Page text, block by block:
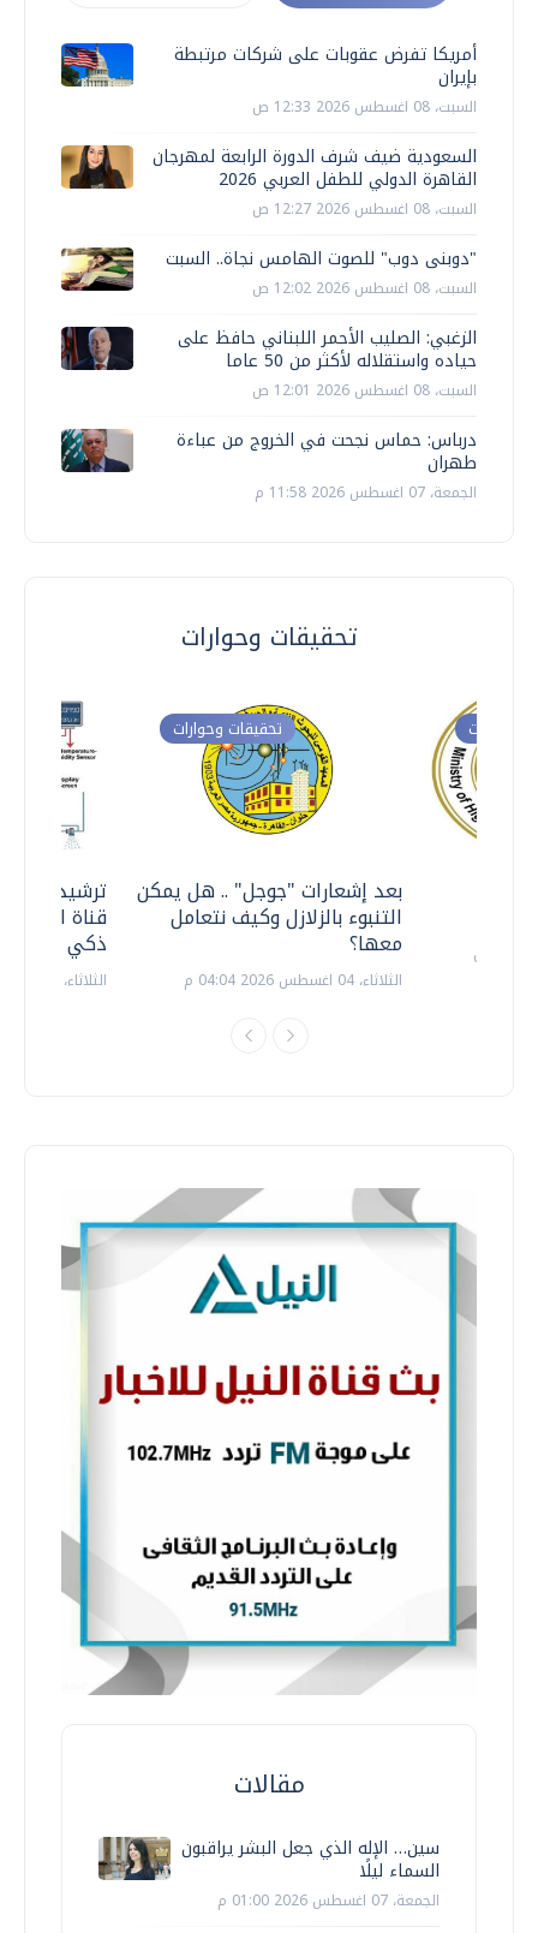
أمريكا تفرض عقوبات على شركات مرتبطة
بإيران
السبت، 08 اغسطس 2026 12:33 ص
السعودية ضيف شرف الدورة الرابعة لمهرجان
القاهرة الدولي للطفل العربي 2026
السبت، 08 اغسطس 2026 12:27 ص
"دوبنى دوب" للصوت الهامس نجاة.. السبت
السبت، 08 اغسطس 2026 12:02 ص
الزغبي: الصليب الأحمر اللبناني حافظ على
حياده واستقلاله لأكثر من 50 عاما
السبت، 08 اغسطس 2026 12:01 ص
درباس: حماس نجحت في الخروج من عباءة
طهران
الجمعة، 07 اغسطس 2026 11:58 م
تحقيقات وحوارات
ترشيدا
قناة
ذكي
الثلاثاء، 14 يوليو 2026 06:11 م
تحقيقات وحوارات
بعد إشعارات "جوجل" .. هل يمكن
التنبوء بالزلازل وكيف نتعامل
معها؟
الثلاثاء، 04 اغسطس 2026 04:04 م
وحوارات
مقالات
سين… الإله الذي جعل البشر يراقبون
السماء ليلًا
الجمعة، 07 اغسطس 2026 01:00 م